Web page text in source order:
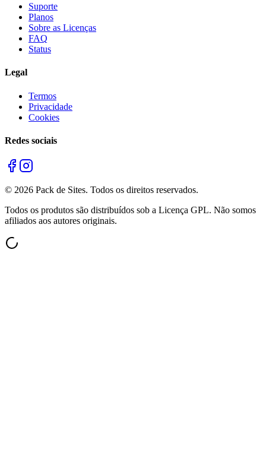
Suporte
Planos
Sobre as Licenças
FAQ
Status
Legal
Termos
Privacidade
Cookies
Redes sociais
© 2026 Pack de Sites. Todos os direitos reservados.
Todos os produtos são distribuídos sob a Licença GPL. Não somos
afiliados aos autores originais.